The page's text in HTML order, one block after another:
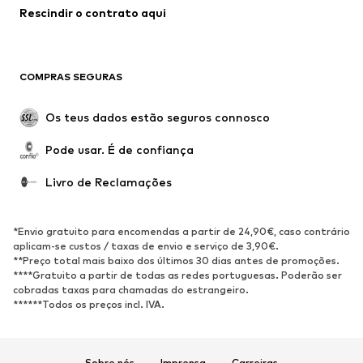
Roupa de banho
Ocasiões
Upcycling
SAPATOS
Novidades
altos
Sandálias
Sapatos baixos
Sapatilhas de desporto
Sabrinas
Sapatos abertos
Rescindir o contrato aqui
COMPRAS SEGURAS
Os teus dados estão seguros connosco
Pode usar. É de confiança
Livro de Reclamações
*Envio gratuito para encomendas a partir de 24,90€, caso contrário
aplicam-se custos / taxas de envio e serviço de 3,90€.
**Preço total mais baixo dos últimos 30 dias antes de promoções.
****Gratuito a partir de todas as redes portuguesas. Poderão ser
cobradas taxas para chamadas do estrangeiro.
******Todos os preços incl. IVA.